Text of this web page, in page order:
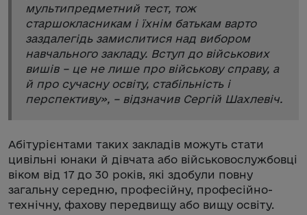
мультипредметний тест, тож
старшокласникам і їхнім батькам варто
заздалегідь замислитися над вибором
навчального закладу. Вступ до військових
вишів – це не лише про військову справу, а
й про сучасну освіту, стабільність і
перспективу», – відзначив Сергій Шахлевіч.
Абітурієнтами таких закладів можуть стати
цивільні юнаки й дівчата або військовослужбовці
віком від 17 до 30 років, які здобули повну
загальну середню, професійну, професійно-
технічну, фахову передвищу або вищу освіту.